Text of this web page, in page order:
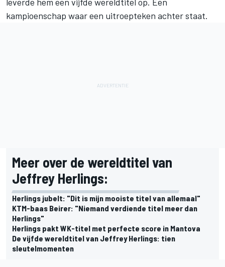
kampioenschap waar een uitroepteken achter staat.
Meer over de wereldtitel van
Jeffrey Herlings:
Herlings jubelt: "Dit is mijn mooiste titel van allemaal"
KTM-baas Beirer: "Niemand verdiende titel meer dan
Herlings"
Herlings pakt WK-titel met perfecte score in Mantova
De vijfde wereldtitel van Jeffrey Herlings: tien
sleutelmomenten